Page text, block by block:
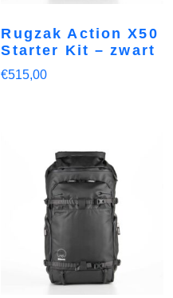
Rugzak Action X50
Starter Kit – zwart
€515,00